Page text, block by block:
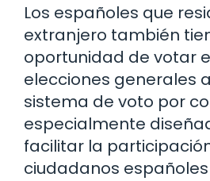
Los españoles que
extranjero también
oportunidad de votar
elecciones generales
sistema de voto por
especialmente
facilitar la
ciudadanos